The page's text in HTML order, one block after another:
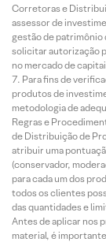
Corretoras e
assessor de
gestão de
solicitar autorização
no mercado de
Para fins de
produtos de
metodologia de
Regras e
de Distribuição de
atribuir uma
(conservador,
para cada um dos
todos os clientes
das quantidades e
Antes de aplicar nos
material, é